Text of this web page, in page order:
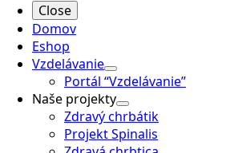
Close
Domov
Eshop
Vzdelávanie
Portál “Vzdelávanie”
Naše projekty
Zdravý chrbátik
Projekt Spinalis